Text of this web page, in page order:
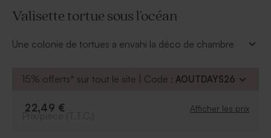
Valisette tortue sous l'océan
Une colonie de tortues a envahi la déco de chambre
pourrez la personnalisez avec le prénom de votre
* Dimensions : 30 x 21 x 9 cm
15% offerts* sur tout le site | Code : AOUTDAYS26
22,49 € Afficher les prix